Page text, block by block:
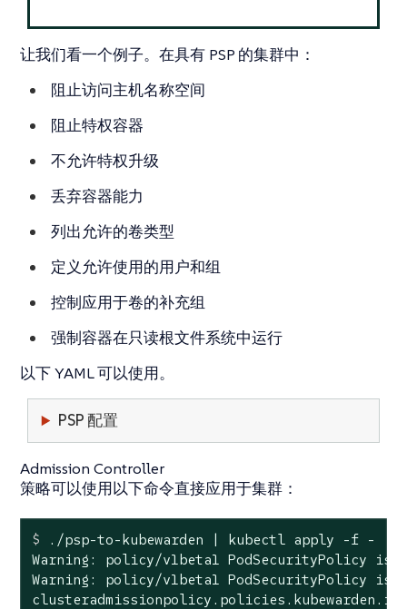
让我们看一个例子。在具有 PSP 的集群中：
阻止访问主机名称空间
阻止特权容器
不允许特权升级
丢弃容器能力
列出允许的卷类型
定义允许使用的用户和组
控制应用于卷的补充组
强制容器在只读根文件系统中运行
以下 YAML 可以使用。
PSP 配置
Admission Controller
策略可以使用以下命令直接应用于集群：
$ ./psp-to-kubewarden | kubectl apply -f -
Warning: policy/v1beta1 PodSecurityPolicy is
Warning: policy/v1beta1 PodSecurityPolicy is